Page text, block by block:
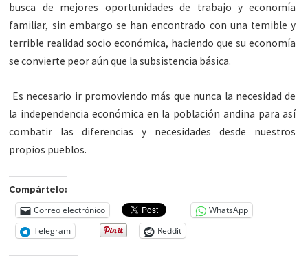
busca de mejores oportunidades de trabajo y economía
familiar, sin embargo se han encontrado con una temible y
terrible realidad socio económica, haciendo que su economía
se convierte peor aún que la subsistencia básica.
Es necesario ir promoviendo más que nunca la necesidad de
la independencia económica en la población andina para así
combatir las diferencias y necesidades desde nuestros
propios pueblos.
Compártelo:
Correo electrónico
WhatsApp
Telegram
Reddit